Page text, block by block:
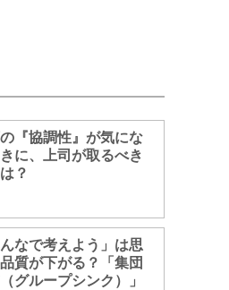
『協調性』が気にな
に、上司が取るべき
？
んなで考えよう」は思
質が下がる？「集団
グループシンク）」